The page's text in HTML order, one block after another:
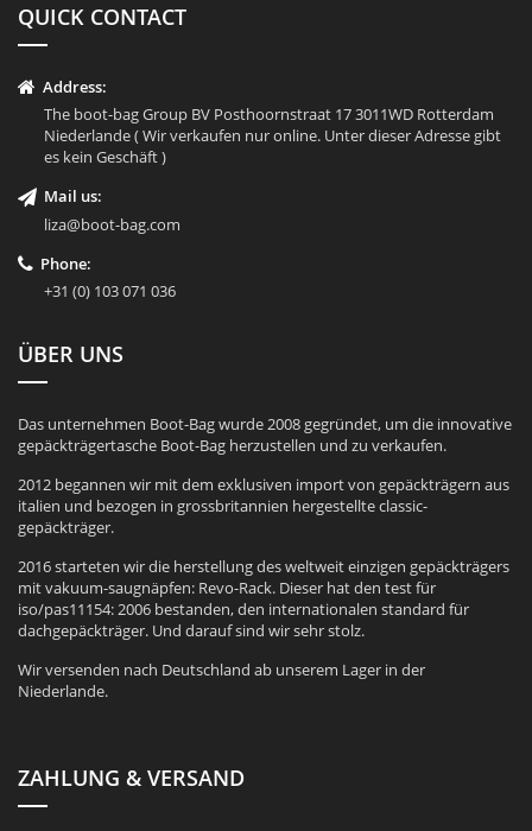
QUICK CONTACT
Address:
The boot-bag Group BV Posthoornstraat 17 3011WD Rotterdam
Niederlande ( Wir verkaufen nur online. Unter dieser Adresse gibt
es kein Geschäft )
Mail us:
liza@boot-bag.com
Phone:
+31 (0) 103 071 036
ÜBER UNS
Das unternehmen Boot-Bag wurde 2008 gegründet, um die innovative
gepäckträgertasche Boot-Bag herzustellen und zu verkaufen.
2012 begannen wir mit dem exklusiven import von gepäckträgern aus
italien und bezogen in grossbritannien hergestellte classic-
gepäckträger.
2016 starteten wir die herstellung des weltweit einzigen gepäckträgers
mit vakuum-saugnäpfen: Revo-Rack. Dieser hat den test für
iso/pas11154: 2006 bestanden, den internationalen standard für
dachgepäckträger. Und darauf sind wir sehr stolz.
Wir versenden nach Deutschland ab unserem Lager in der
Niederlande.
ZAHLUNG & VERSAND